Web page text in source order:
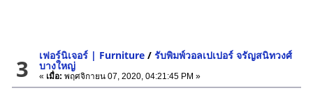
3 เฟอร์นิเจอร์ | Furniture /รับพิมพ์วอลเปเปอร์ จรัญสนิทวงศ์
บางใหญ่
« เมื่อ: พฤศจิกายน 07, 2020, 04:21:45 PM »